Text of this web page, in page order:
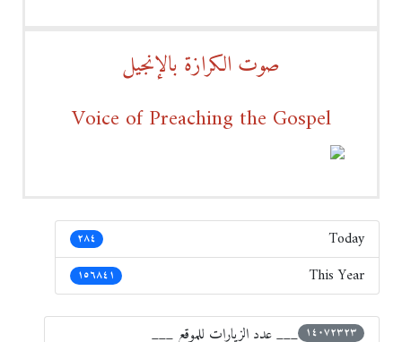
صوت الكرازة بالإنجيل
Voice of Preaching the Gospel
Today ٢٨٤
This Year ١٥٦٨٤١
___ عدد الزيارات للموقع ___ ١٤٠٧٢٣٢٣